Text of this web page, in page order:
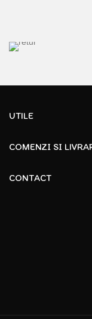
UTILE
COMENZI SI
CONTACT